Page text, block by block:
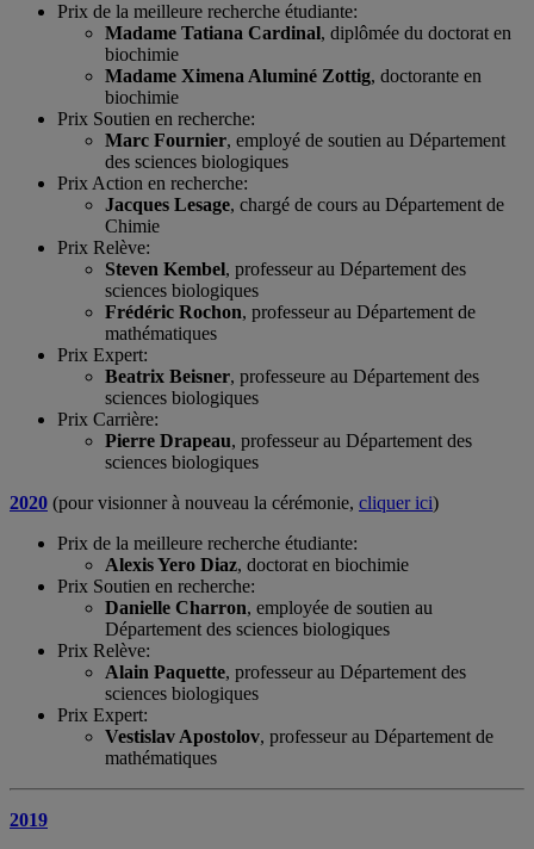
Prix de la meilleure recherche étudiante:
Madame Tatiana Cardinal, diplômée du doctorat en
biochimie
Madame Ximena Aluminé Zottig, doctorante en
biochimie
Prix Soutien en recherche:
Marc Fournier, employé de soutien au Département
des sciences biologiques
Prix Action en recherche:
Jacques Lesage, chargé de cours au Département de
Chimie
Prix Relève:
Steven Kembel, professeur au Département des
sciences biologiques
Frédéric Rochon, professeur au Département de
mathématiques
Prix Expert:
Beatrix Beisner, professeure au Département des
sciences biologiques
Prix Carrière:
Pierre Drapeau, professeur au Département des
sciences biologiques
2020 (pour visionner à nouveau la cérémonie, cliquer ici)
Prix de la meilleure recherche étudiante:
Alexis Yero Diaz, doctorat en biochimie
Prix Soutien en recherche:
Danielle Charron, employée de soutien au
Département des sciences biologiques
Prix Relève:
Alain Paquette, professeur au Département des
sciences biologiques
Prix Expert:
Vestislav Apostolov, professeur au Département de
mathématiques
2019